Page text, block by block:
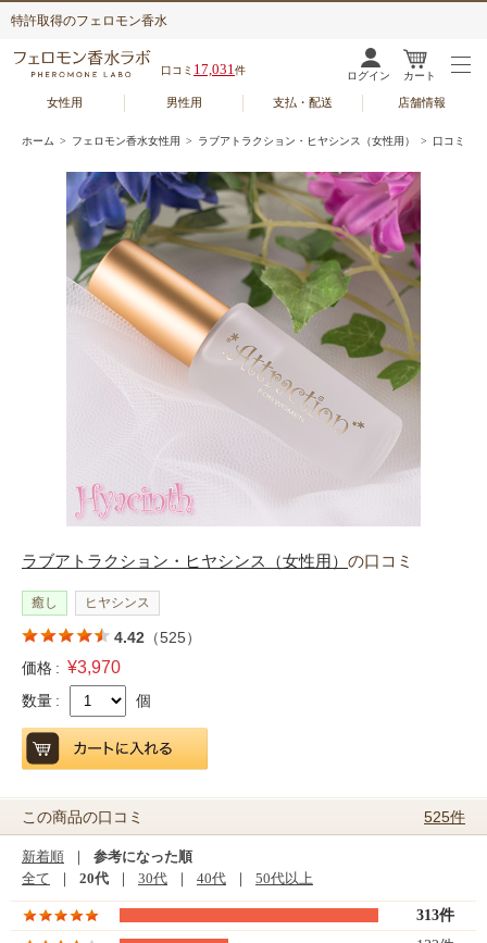
特許取得のフェロモン香水
口コミ 17,031件 ログイン カート
女性用 男性用 支払・配送 店舗情報
ホーム > フェロモン香水女性用 > ラブアトラクション・ヒヤシンス（女性用） > 口コミ
ラブアトラクション・ヒヤシンス（女性用） の口コミ
癒し ヒヤシンス
4.42 （525）
価格 : ¥3,970
数量 : 個
この商品の口コミ 525件
新着順 ｜ 参考になった順
全て ｜ 20代 ｜ 30代 ｜ 40代 ｜ 50代以上
313件